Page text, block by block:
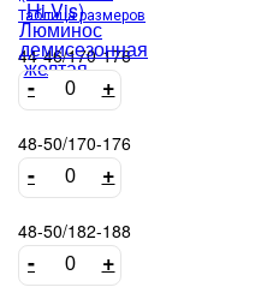
Таблица размеров
44-46/170-176
- +
48-50/170-176
- +
48-50/182-188
- +